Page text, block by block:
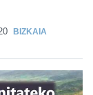
BIZKAIA